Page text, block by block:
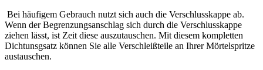
Bei häufigem Gebrauch nutzt sich auch die Verschlusskappe ab.
Wenn der Begrenzungsanschlag sich durch die Verschlusskappe
ziehen lässt, ist Zeit diese auszutauschen. Mit diesem kompletten
Dichtunsgsatz können Sie alle Verschleißteile an Ihrer Mörtelspritze
austauschen.